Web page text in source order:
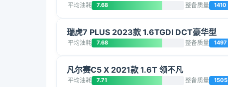
平均油耗 7.68 整备质量 1410
瑞虎7 PLUS 2023款 1.6TGDI DCT豪华型
平均油耗 7.68 整备质量 1497
凡尔赛C5 X 2021款 1.6T 领不凡
平均油耗 7.71 整备质量 1505